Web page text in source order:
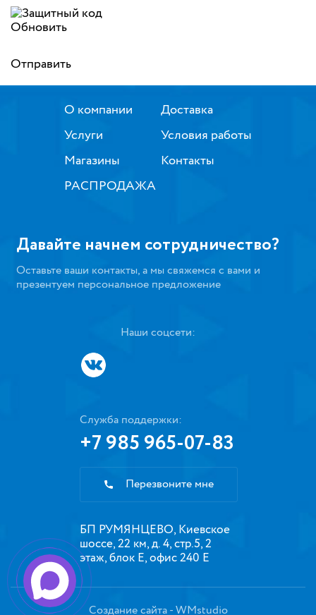
Обновить
Отправить
О компании
Услуги
Магазины
РАСПРОДАЖА
Доставка
Условия работы
Контакты
Давайте начнем сотрудничество?
Оставьте ваши контакты, а мы свяжемся с вами и
презентуем персональное предложение
Наши соцсети:
Служба поддержки:
+7 985 965-07-83
Перезвоните мне
БП РУМЯНЦЕВО, Киевское
шоссе, 22 км, д. 4, стр.5, 2
этаж, блок Е, офис 240 Е
Создание сайта- WMstudio